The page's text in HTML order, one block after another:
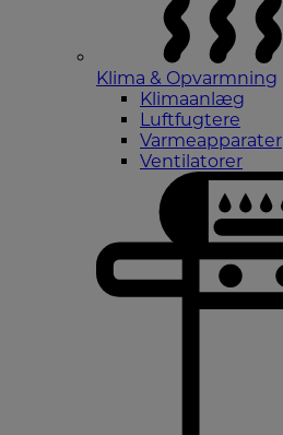
Klima & Opvarmning
Klimaanlæg
Luftfugtere
Varmeapparater
Ventilatorer